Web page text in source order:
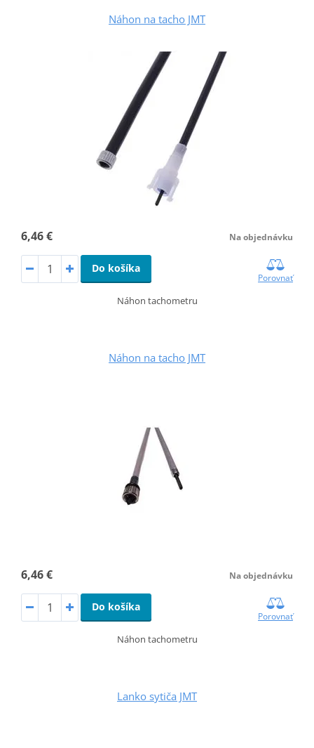
Náhon na tacho JMT
6,46 € Na objednávku
Do košíka
Porovnať
Náhon tachometru
Náhon na tacho JMT
6,46 € Na objednávku
Do košíka
Porovnať
Náhon tachometru
Lanko sytiča JMT